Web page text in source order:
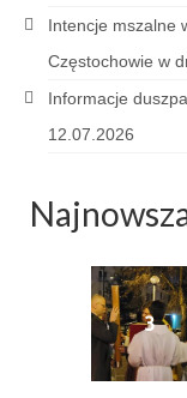
Złoty
Intencje mszalne
Częstochowie w
Informacje
12.07.2026
3